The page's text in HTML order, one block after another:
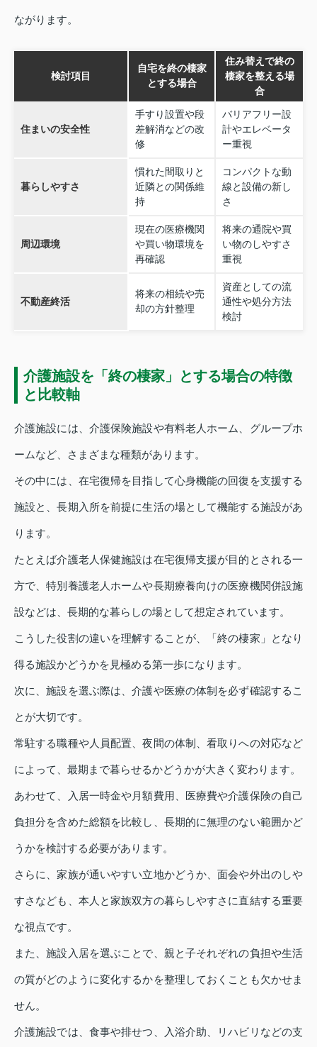
ながります。
検討項目
自宅を終の棲家
とする場合
住み替えで終の
棲家を整える場
合
住まいの安全性
手すり設置や段
差解消などの改
修
バリアフリー設
計やエレベータ
ー重視
暮らしやすさ
慣れた間取りと
近隣との関係維
持
コンパクトな動
線と設備の新し
さ
周辺環境
現在の医療機関
や買い物環境を
再確認
将来の通院や買
い物のしやすさ
重視
不動産終活
将来の相続や売
却の方針整理
資産としての流
通性や処分方法
検討
介護施設を「終の棲家」とする場合の特徴
と比較軸
介護施設には、介護保険施設や有料老人ホーム、グループホ
ームなど、さまざまな種類があります。
その中には、在宅復帰を目指して心身機能の回復を支援する
施設と、長期入所を前提に生活の場として機能する施設があ
ります。
たとえば介護老人保健施設は在宅復帰支援が目的とされる一
方で、特別養護老人ホームや長期療養向けの医療機関併設施
設などは、長期的な暮らしの場として想定されています。
こうした役割の違いを理解することが、「終の棲家」となり
得る施設かどうかを見極める第一歩になります。
次に、施設を選ぶ際は、介護や医療の体制を必ず確認するこ
とが大切です。
常駐する職種や人員配置、夜間の体制、看取りへの対応など
によって、最期まで暮らせるかどうかが大きく変わります。
あわせて、入居一時金や月額費用、医療費や介護保険の自己
負担分を含めた総額を比較し、長期的に無理のない範囲かど
うかを検討する必要があります。
さらに、家族が通いやすい立地かどうか、面会や外出のしや
すさなども、本人と家族双方の暮らしやすさに直結する重要
な視点です。
また、施設入居を選ぶことで、親と子それぞれの負担や生活
の質がどのように変化するかを整理しておくことも欠かせま
せん。
介護施設では、食事や排せつ、入浴介助、リハビリなどの支